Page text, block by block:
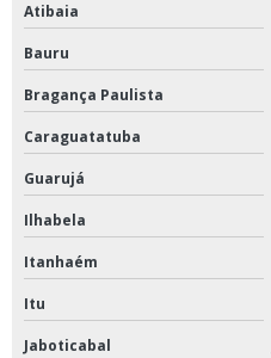
Moinho de facas para laboratório
Prensa hidráulica para laboratório
Prensa para laboratório
Reator fermentador
Stomacher de laboratório
Câmara de germinação
Atibaia
Bauru
Bragança Paulista
Caraguatatuba
Guarujá
Ilhabela
Itanhaém
Itu
Jaboticabal